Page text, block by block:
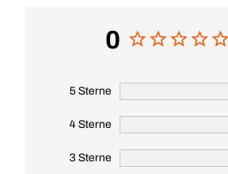
0
5 Sterne
4 Sterne
3 Sterne